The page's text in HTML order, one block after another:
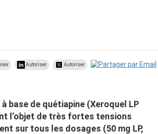
Autoriser Autoriser
base de quétiapine (Xeroquel LP
l’objet de très fortes tensions
sur tous les dosages (50 mg LP,